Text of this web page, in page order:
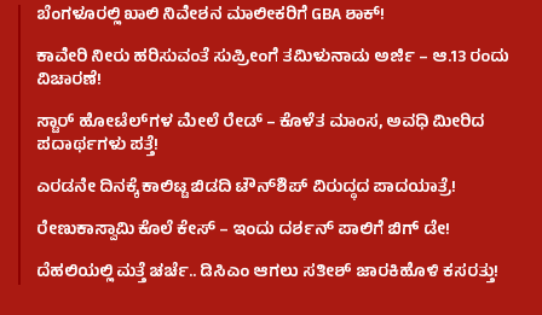
ಬೆಂಗಳೂರಲ್ಲಿ ಖಾಲಿ ನಿವೇಶನ ಮಾಲೀಕರಿಗೆ GBA ಶಾಕ್!
ಕಾವೇರಿ ನೀರು ಹರಿಸುವಂತೆ ಸುಪ್ರೀಂಗೆ ತಮಿಳುನಾಡು ಅರ್ಜಿ – ಆ.13 ರಂದು
ವಿಚಾರಣೆ!
ಸ್ಟಾರ್ ಹೋಟೆಲ್​​​ಗಳ ಮೇಲೆ ರೇಡ್ – ಕೊಳೆತ ಮಾಂಸ, ಅವಧಿ ಮೀರಿದ
ಪದಾರ್ಥಗಳು ಪತ್ತೆ!
ಎರಡನೇ ದಿನಕ್ಕೆ ಕಾಲಿಟ್ಟ ಬಿಡದಿ ಟೌನ್​ಶಿಪ್ ವಿರುದ್ಧದ ಪಾದಯಾತ್ರೆ!
ರೇಣುಕಾಸ್ವಾಮಿ ಕೊಲೆ‌ ಕೇಸ್​ – ಇಂದು ದರ್ಶನ್ ಪಾಲಿಗೆ ಬಿಗ್ ಡೇ!
ದೆಹಲಿಯಲ್ಲಿ ಮತ್ತೆ ಚರ್ಚೆ.. ಡಿಸಿಎಂ ಆಗಲು ಸತೀಶ್ ಜಾರಕಿಹೊಳಿ ಕಸರತ್ತು!